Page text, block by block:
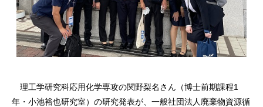
理工学研究科応用化学専攻の関野梨名さん（博士前期課程1
年・小池裕也研究室）の研究発表が、一般社団法人廃棄物資源循